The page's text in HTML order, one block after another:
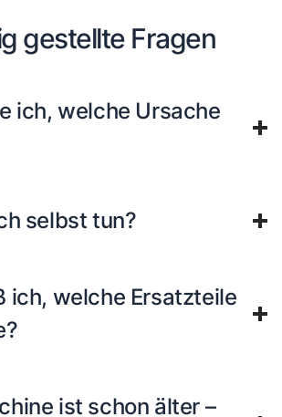
gestellte Fragen
ich, welche Ursache
selbst tun?
ich, welche Ersatzteile
ist schon älter –